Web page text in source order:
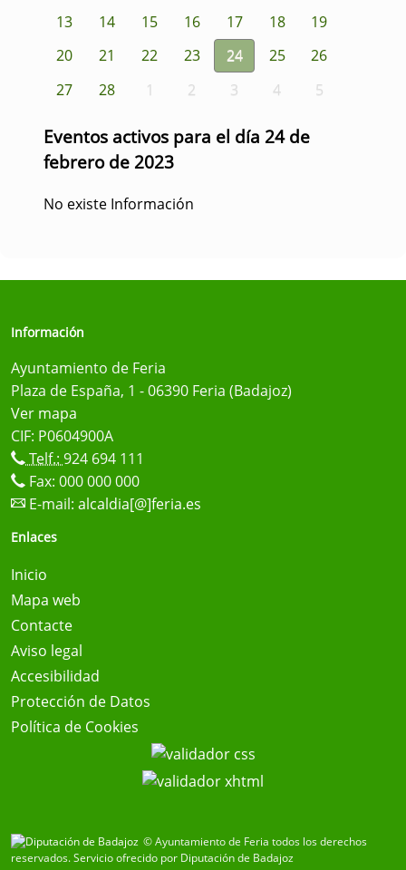
13
14 15 16 17 18
19
20
21 22 23 24 25
26
27
28 1 2 3 4 5
Eventos activos para el día 24 de
febrero de 2023
No existe Información
Información
Ayuntamiento de Feria
Plaza de España, 1 - 06390 Feria (Badajoz)
Ver mapa
CIF: P0604900A
Telf.: 924 694 111
Fax: 000 000 000
E-mail: alcaldia[@]feria.es
Enlaces
Inicio
Mapa web
Contacte
Aviso legal
Accesibilidad
Protección de Datos
Política de Cookies
© Ayuntamiento de Feria todos los derechos
reservados.Servicio ofrecido por Diputación de Badajoz